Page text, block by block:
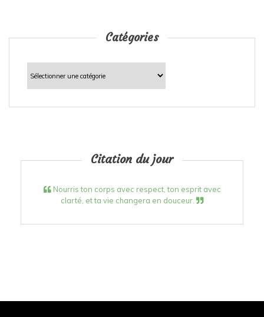
Catégories
Catégories
Citation du jour
Nourris ton corps avec respect, ton esprit avec
clarté, et ta vie changera en douceur.